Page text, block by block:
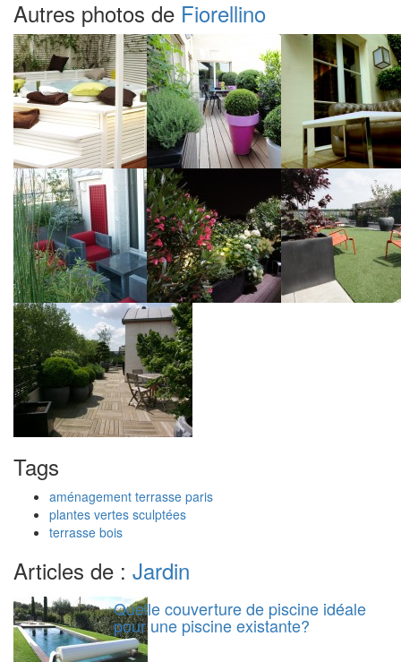
Autres photos de Fiorellino
Tags
aménagement terrasse paris
plantes vertes sculptées
terrasse bois
Articles de : Jardin
Quelle couverture de piscine idéale
pour une piscine existante?